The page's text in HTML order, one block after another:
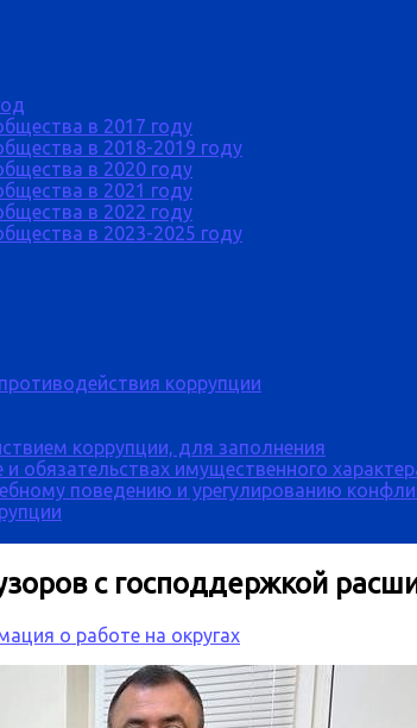
в 2017 году
в 2018-2019 году
в 2020 году
в 2021 году
в 2022 году
в 2023-2025 году
коррупции
коррупции, для заполнения
обязательствах имущественного
поведению и урегулированию
с господдержкой
о работе на округах